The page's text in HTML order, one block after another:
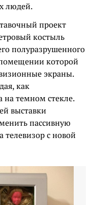
людей.
проект
костыль
полуразрушенного
которой
экраны.
как
на темном стекле.
выставки
пассивную
с новой